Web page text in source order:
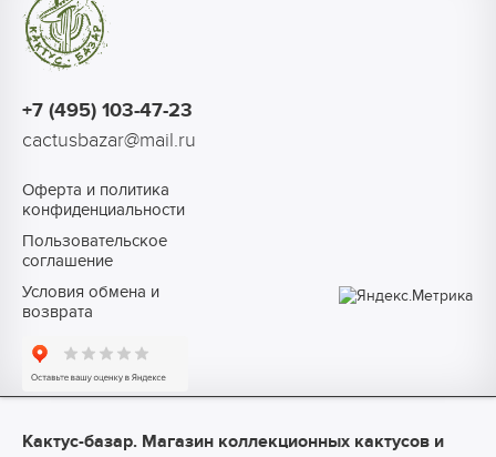
+7 (495) 103-47-23
cactusbazar@mail.ru
Оферта и политика
конфиденциальности
Пользовательское
соглашение
Условия обмена и
возврата
Кактус-базар. Магазин коллекционных кактусов и